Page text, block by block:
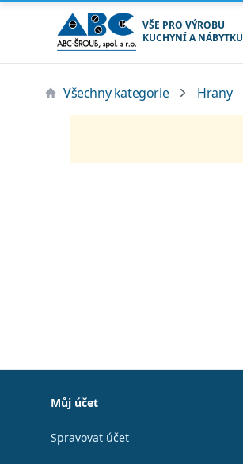
ABC ŠROUB, spol. s r.o.
VŠE PRO VÝROBU
KUCHYNÍ A NÁBYTKU
Všechny kategorie Hrany
Můj účet
Spravovat účet